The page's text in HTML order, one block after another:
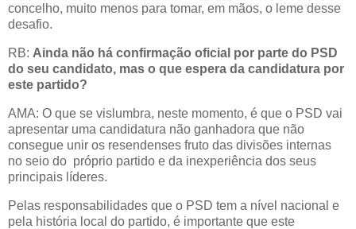
concelho, muito menos para tomar, em mãos, o leme desse
desafio.
RB: Ainda não há confirmação oficial por parte do PSD
do seu candidato, mas o que espera da candidatura por
este partido?
AMA: O que se vislumbra, neste momento, é que o PSD vai
apresentar uma candidatura não ganhadora que não
consegue unir os resendenses fruto das divisões internas
no seio do próprio partido e da inexperiência dos seus
principais líderes.
Pelas responsabilidades que o PSD tem a nível nacional e
pela história local do partido, é importante que este